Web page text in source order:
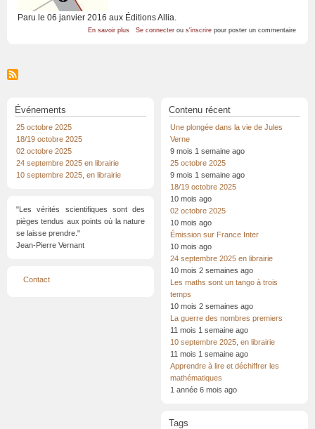
Paru le 06 janvier 2016 aux Éditions Allia.
En savoir plus surSe connecterou s'inscrirepour poster un commentaire
Événements
25 octobre 2025
18/19 octobre 2025
02 octobre 2025
24 septembre 2025 en librairie
10 septembre 2025, en librairie
"Les vérités scientifiques sont des
pièges tendus aux points où la nature
se laisse prendre."
Jean-Pierre Vernant
Menu
Contact
Contenu récent
Une plongée dans la vie de Jules
Verne
9 mois 1 semaine ago
25 octobre 2025
9 mois 1 semaine ago
18/19 octobre 2025
10 mois ago
02 octobre 2025
10 mois ago
Émission sur France Inter
10 mois ago
24 septembre 2025 en librairie
10 mois 2 semaines ago
Les maths sont un tango à trois
temps
10 mois 2 semaines ago
La guerre des nombres premiers
11 mois 1 semaine ago
10 septembre 2025, en librairie
11 mois 1 semaine ago
Apprendre à lire et déchiffrer les
mathématiques
1 année 6 mois ago
Tags